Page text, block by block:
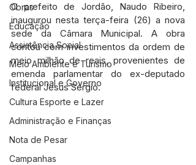
Obras
Educação
Assistência Social
Meio Ambiente e Turismo
Institucional e Governo
Cultura Esporte e Lazer
Administração e Finanças
Nota de Pesar
Campanhas
O prefeito de Jordão, Naudo Ribeiro,
inaugurou nesta terça-feira (26) a nova
sede da Câmara Municipal. A obra
contou com investimentos da ordem de
meio milhão de reais, provenientes de
emenda parlamentar do ex-deputado
federal Jesus Sérgio.